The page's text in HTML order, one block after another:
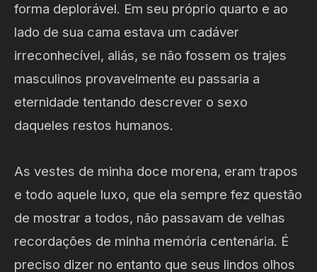
forma deplorável. Em seu próprio quarto e ao
lado de sua cama estava um cadáver
irreconhecível, aliás, se não fossem os trajes
masculinos provavelmente eu passaria a
eternidade tentando descrever o sexo
daqueles restos humanos.
As vestes de minha doce morena, eram trapos
e todo aquele luxo, que ela sempre fez questão
de mostrar a todos, não passavam de velhas
recordações de minha memória centenária. É
preciso dizer no entanto que seus lindos olhos